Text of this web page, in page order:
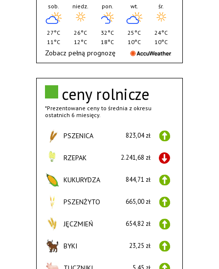
ceny rolnicze
*Prezentowane ceny to średnia z okresu
ostatnich 6 miesięcy.
PSZENICA 823,04 zł
RZEPAK 2.241,68 zł
KUKURYDZA 844,71 zł
PSZENŻYTO 665,00 zł
JĘCZMIEŃ 654,82 zł
BYKI 23,25 zł
sob.
27°C
11°C
niedz.
26°C
12°C
pon.
32°C
18°C
wt.
25°C
10°C
śr.
24°C
10°C
Zobacz pełną prognozę